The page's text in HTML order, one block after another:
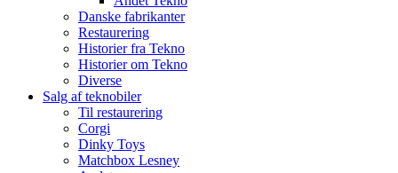
Danske fabrikanter
Restaurering
Historier fra Tekno
Historier om Tekno
Diverse
Salg af teknobiler
Til restaurering
Corgi
Dinky Toys
Matchbox Lesney